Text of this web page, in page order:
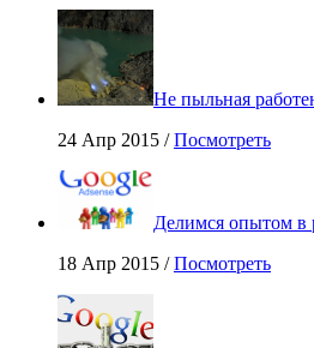
Не пыльная
24 Апр 2015 /Посмотреть
Делимся опытом в
18 Апр 2015 /Посмотреть